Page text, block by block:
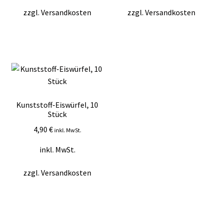
zzgl.Versandkosten zzgl. Versandkosten
Kunststoff-Eiswürfel, 10
Stück
4,90 € inkl. MwSt.
inkl. MwSt.
zzgl.Versandkosten